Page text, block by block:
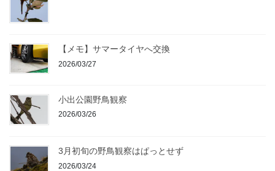
【メモ】サマータイヤへ交換
2026/03/27
小出公園野鳥観察
2026/03/26
3月初旬の野鳥観察はぱっとせず
2026/03/24